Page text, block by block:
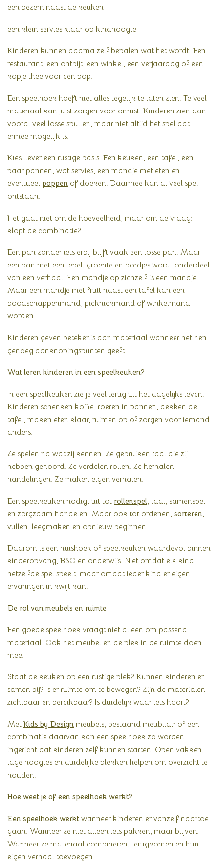
een bezem naast de keuken
een klein servies klaar op kindhoogte
Kinderen kunnen daarna zelf bepalen wat het wordt. Een
restaurant, een ontbijt, een winkel, een verjaardag of een
kopje thee voor een pop.
Een speelhoek hoeft niet alles tegelijk te laten zien. Te veel
materiaal kan juist zorgen voor onrust. Kinderen zien dan
vooral veel losse spullen, maar niet altijd het spel dat
ermee mogelijk is.
Kies liever een rustige basis. Een keuken, een tafel, een
paar pannen, wat servies, een mandje met eten en
eventueel poppen of doeken. Daarmee kan al veel spel
ontstaan.
Het gaat niet om de hoeveelheid, maar om de vraag:
klopt de combinatie?
Een pan zonder iets erbij blijft vaak een losse pan. Maar
een pan met een lepel, groente en bordjes wordt onderdeel
van een verhaal. Een mandje op zichzelf is een mandje.
Maar een mandje met fruit naast een tafel kan een
boodschappenmand, picknickmand of winkelmand
worden.
Kinderen geven betekenis aan materiaal wanneer het hen
genoeg aanknopingspunten geeft.
Wat leren kinderen in een speelkeuken?
In een speelkeuken zie je veel terug uit het dagelijks leven.
Kinderen schenken koffie, roeren in pannen, dekken de
tafel, maken eten klaar, ruimen op of zorgen voor iemand
anders.
Ze spelen na wat zij kennen. Ze gebruiken taal die zij
hebben gehoord. Ze verdelen rollen. Ze herhalen
handelingen. Ze maken eigen verhalen.
Een speelkeuken nodigt uit tot rollenspel , taal, samenspel
en zorgzaam handelen. Maar ook tot ordenen, sorteren
vullen, leegmaken en opnieuw beginnen.
Daarom is een huishoek of speelkeuken waardevol binnen
kinderopvang, BSO en onderwijs. Niet omdat elk kind
hetzelfde spel speelt, maar omdat ieder kind er eigen
ervaringen in kwijt kan.
De rol van meubels en ruimte
Een goede speelhoek vraagt niet alleen om passend
materiaal. Ook het meubel en de plek in de ruimte doen
mee.
Staat de keuken op een rustige plek? Kunnen kinderen er
samen bij? Is er ruimte om te bewegen? Zijn de materialen
zichtbaar en bereikbaar? Is duidelijk waar iets hoort?
Met Kids by Design meubels, bestaand meubilair of een
combinatie daarvan kan een speelhoek zo worden
ingericht dat kinderen zelf kunnen starten. Open vakken,
lage hoogtes en duidelijke plekken helpen om overzicht te
houden.
Hoe weet je of een speelhoek werkt?
Een speelhoek werkt wanneer kinderen er vanzelf naartoe
gaan. Wanneer ze niet alleen iets pakken, maar blijven.
Wanneer ze materiaal combineren, terugkomen en hun
eigen verhaal toevoegen.